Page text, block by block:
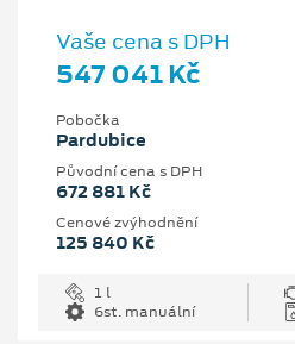
Vaše cena s DPH
547 041 Kč
Pobočka
Pardubice
Původní cena s DPH
672 881 Kč
Cenové zvýhodnění
125 840 Kč
1 l
6st. manuální